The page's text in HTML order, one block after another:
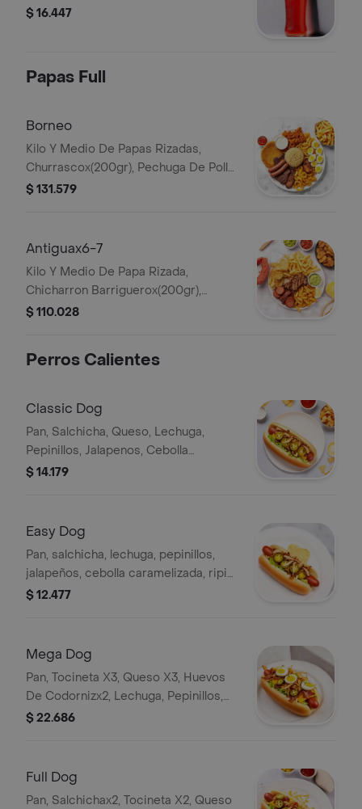
$ 16.447
Papas Full
Borneo
Kilo Y Medio De Papas Rizadas,
Churrascox(200gr), Pechuga De Pollo
Campesinox (200gr), Chicharron
Salsas Al Gusto.
$ 131.579
Antiguax6-7
Kilo Y Medio De Papa Rizada,
Chicharron Barriguerox(200gr),
Chorizo De Cerdox2, Costilla De
$ 110.028
Perros Calientes
Classic Dog
Pan, Salchicha, Queso, Lechuga,
Pepinillos, Jalapenos, Cebolla
Caramelizada, Ripio De Papa, Salsas
$ 14.179
Easy Dog
Pan, salchicha, lechuga, pepinillos,
jalapeños, cebolla caramelizada, ripio
de papa y salsas al gusto.
$ 12.477
Mega Dog
Pan, Tocineta X3, Queso X3, Huevos
De Codornizx2, Lechuga, Pepinillos,
Jalapenos, Cebolla Caramelizada,
$ 22.686
Full Dog
Pan, Salchichax2, Tocineta X2, Queso